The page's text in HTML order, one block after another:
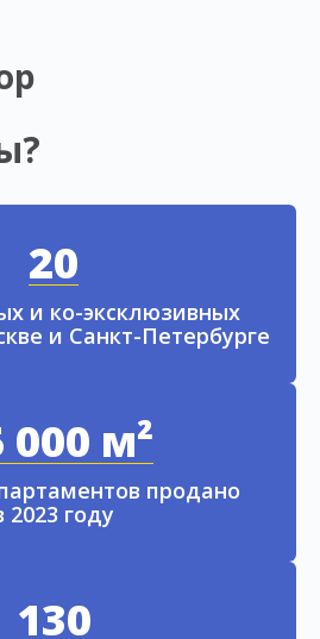
20
и ко-эксклюзивных
и Санкт-Петербурге
000 м²
продано
2023 году
130